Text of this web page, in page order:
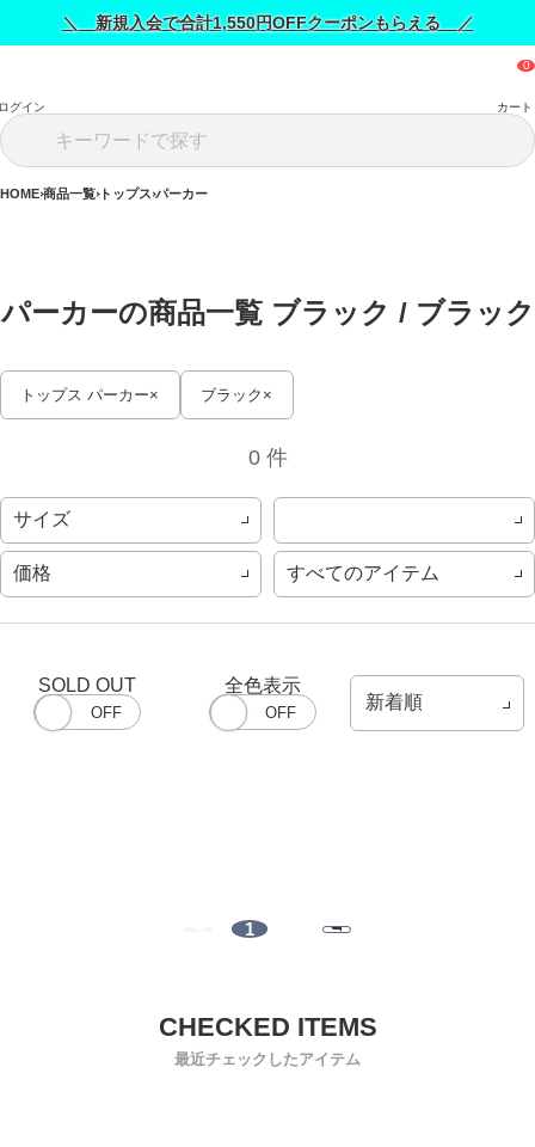
＼ 新規入会で合計1,550円OFFクーポンもらえる ／
グイン カート
HOME 商品一覧 トップス パーカー
パーカーの商品一覧 ブラック / ブラック
トップス パーカー ブラック
0 件
サイズ
価格 すべてのアイテム
SOLD OUT 全色表示
1
最近チェックしたアイテム